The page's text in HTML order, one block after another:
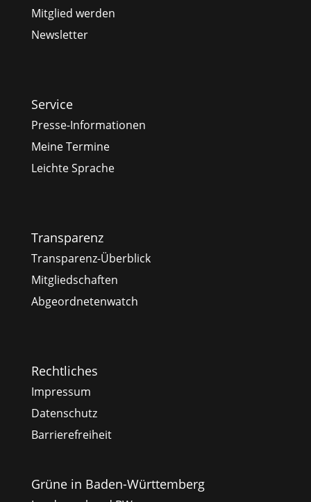
Mitglied werden
Newsletter
Service
Presse-Informationen
Meine Termine
Leichte Sprache
Transparenz
Transparenz-Überblick
Mitgliedschaften
Abgeordnetenwatch
Rechtliches
Impressum
Datenschutz
Barrierefreiheit
Grüne in Baden-Württemberg